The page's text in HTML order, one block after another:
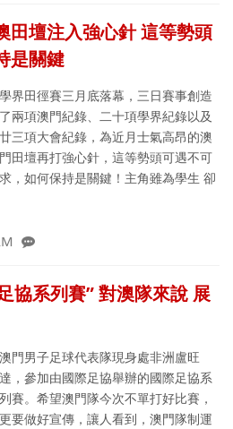
田壇注入強心針 這等勢頭
是關鍵
學界田徑賽三月底落幕，三日賽事創造
了兩項澳門紀錄、二十項學界紀錄以及
廿三項大會紀錄，為近月士氣高昂的澳
門田壇再打強心針，這等勢頭可遇不可
求，如何保持是關鍵！主角雖為學生 卻
協系列賽” 對澳隊來說 展
澳門男子足球代表隊現身處非洲盧旺
達，參加由國際足協舉辦的國際足協系
列賽。希望澳門隊今次不單打好比賽，
更要做好宣傳，讓人看到，澳門隊制運